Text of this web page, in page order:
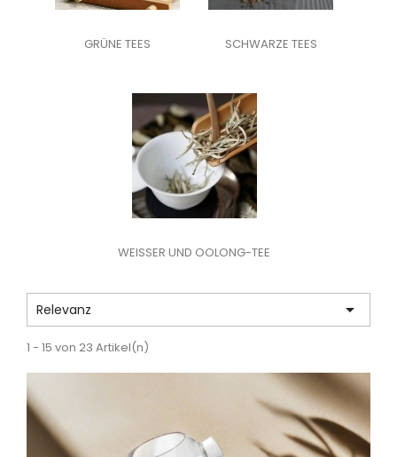
GRÜNE TEES SCHWARZE TEES
WEISSER UND OOLONG-TEE
Relevanz 
1 - 15 von 23 Artikel(n)